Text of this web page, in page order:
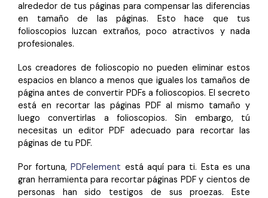
alrededor de tus páginas para compensar las diferencias
en tamaño de las páginas. Esto hace que tus
folioscopios luzcan extraños, poco atractivos y nada
profesionales.
Los creadores de folioscopio no pueden eliminar estos
espacios en blanco a menos que iguales los tamaños de
página antes de convertir PDFs a folioscopios. El secreto
está en recortar las páginas PDF al mismo tamaño y
luego convertirlas a folioscopios. Sin embargo, tú
necesitas un editor PDF adecuado para recortar las
páginas de tu PDF.
Por fortuna, PDFelement está aquí para ti. Esta es una
gran herramienta para recortar páginas PDF y cientos de
personas han sido testigos de sus proezas. Este